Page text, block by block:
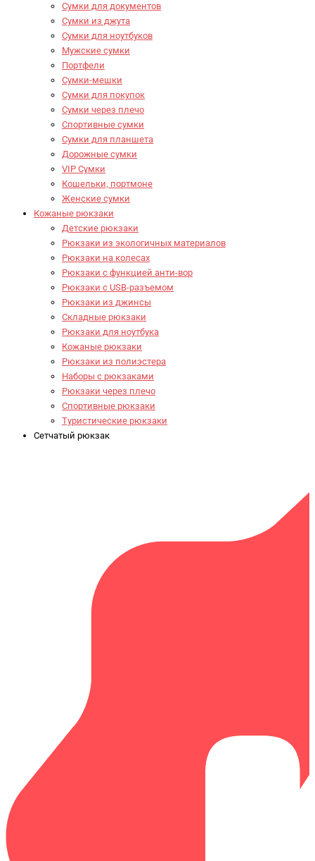
Сумки для документов
Сумки из джута
Сумки для ноутбуков
Мужские сумки
Портфели
Сумки-мешки
Сумки для покупок
Сумки через плечо
Спортивные сумки
Сумки для планшета
Дорожные сумки
VIP Сумки
Кошельки, портмоне
Женские сумки
Кожаные рюкзаки
Детские рюкзаки
Рюкзаки из экологичных материалов
Рюкзаки на колесах
Рюкзаки с функцией анти-вор
Рюкзаки с USB-разъемом
Рюкзаки из джинсы
Складные рюкзаки
Рюкзаки для ноутбука
Кожаные рюкзаки
Рюкзаки из полиэстера
Наборы с рюкзаками
Рюкзаки через плечо
Спортивные рюкзаки
Туристические рюкзаки
Сетчатый рюкзак